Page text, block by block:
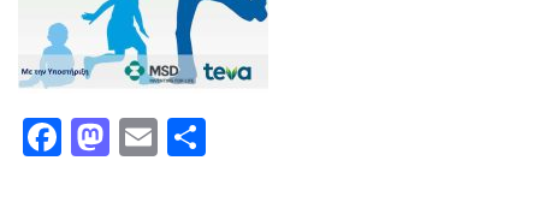
Facebook
Mastodon
Email